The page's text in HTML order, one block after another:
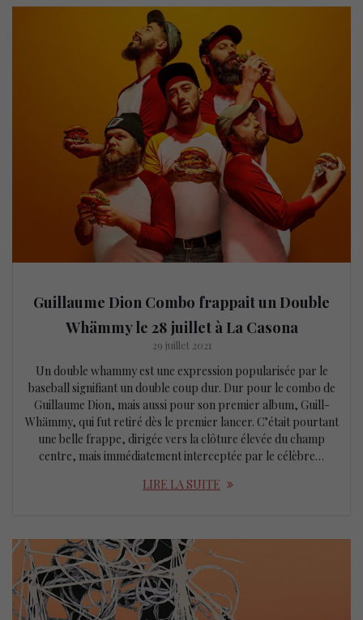
Guillaume Dion Combo frappait un Double
Whämmy le 28 juillet à La Casona
29 juillet 2021
Un double whammy est une expression popularisée par le
baseball signifiant un double coup dur. Dur pour le combo de
Guillaume Dion, mais aussi pour son premier album, Guill-
Whämmy, qui fut retiré dès le premier lancer. C’était pourtant
une belle frappe, dirigée vers la clôture élevée du champ
centre, mais immédiatement interceptée par le célèbre…
LIRE LA SUITE